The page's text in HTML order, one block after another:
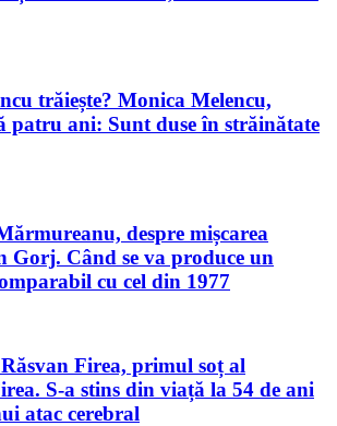
trăiește? Monica Melencu,
patru ani: Sunt duse în străinătate
despre mișcarea
Gorj. Când se va produce un
cu cel din 1977
Firea, primul soț al
S-a stins din viață la 54 de ani
atac cerebral